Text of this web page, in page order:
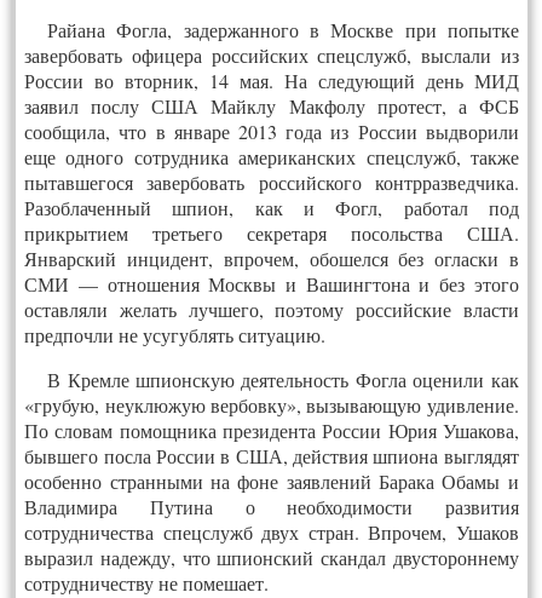
Райана Фогла, задержанного в Москве при попытке
завербовать офицера российских спецслужб, выслали из
России во вторник, 14 мая. На следующий день МИД
заявил послу США Майклу Макфолу протест, а ФСБ
сообщила, что в январе 2013 года из России выдворили
еще одного сотрудника американских спецслужб, также
пытавшегося завербовать российского контрразведчика.
Разоблаченный шпион, как и Фогл, работал под
прикрытием третьего секретаря посольства США.
Январский инцидент, впрочем, обошелся без огласки в
СМИ — отношения Москвы и Вашингтона и без этого
оставляли желать лучшего, поэтому российские власти
предпочли не усугублять ситуацию.
В Кремле шпионскую деятельность Фогла оценили как
«грубую, неуклюжую вербовку», вызывающую удивление.
По словам помощника президента России Юрия Ушакова,
бывшего посла России в США, действия шпиона выглядят
особенно странными на фоне заявлений Барака Обамы и
Владимира Путина о необходимости развития
сотрудничества спецслужб двух стран. Впрочем, Ушаков
выразил надежду, что шпионский скандал двустороннему
сотрудничеству не помешает.